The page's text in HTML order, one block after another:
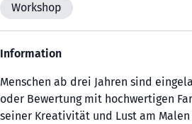
Workshop
Information
Menschen ab drei Jahren sind
oder Bewertung mit hochwertigen
seiner Kreativität und Lust am